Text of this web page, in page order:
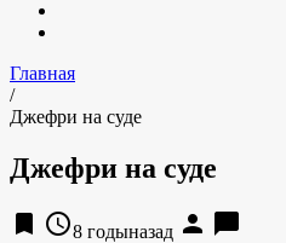
Главная
/
Джефри на суде
Джефри на суде
bookmark access_time8 годыназад person chat_bubble